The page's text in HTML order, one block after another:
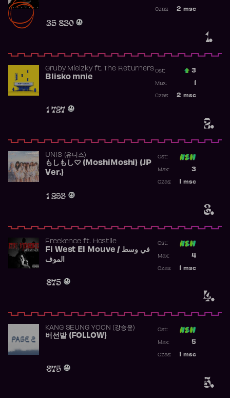
1.
35 830
2 msc
Czas:
2.
Gruby Mielzkyft. The Returners
Blisko mnie
1 727
Ost.: 3
Max:
2 msc
Czas:
3.
UNIS (유니스)
もしもし♡ (MoshiMoshi) (JP
Ver.)
1 293
Ost:
3
Max:
msc
Czas:
4.
Freekence ft. Hostile
Fi West El Mouve / في وسط
الموف
875
Ost:
4
Max:
msc
Czas:
5.
KANG SEUNG YOON (강승윤)
버선발 (FOLLOW)
875
Ost:
5
Max:
msc
Czas: